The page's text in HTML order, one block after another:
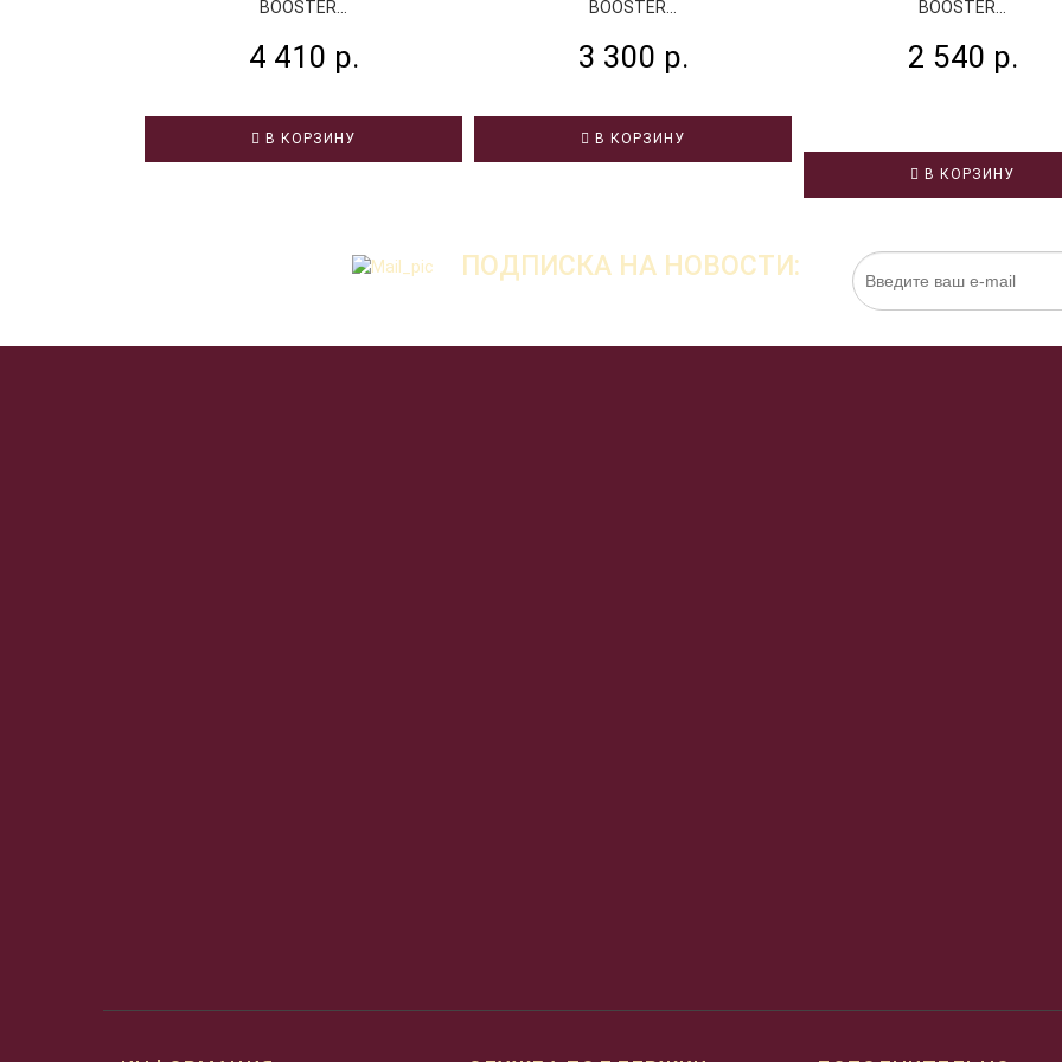
BOOSTER...
4 410 р.
В КОРЗИНУ
BOOSTER...
3 300 р.
В КОРЗИНУ
BOOSTER...
2 540 р.
В КОРЗИНУ
ПОДПИСКА НА НОВОСТИ: